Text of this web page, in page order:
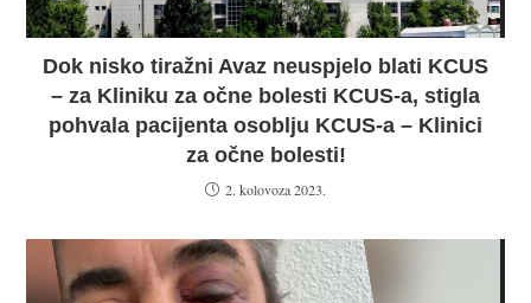
Dok nisko tiražni Avaz neuspjelo blati KCUS
– za Kliniku za očne bolesti KCUS-a, stigla
pohvala pacijenta osoblju KCUS-a – Klinici
za očne bolesti!
2. kolovoza 2023.